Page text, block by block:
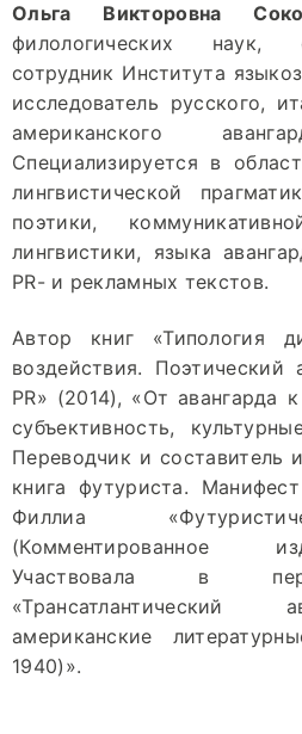
Ольга Викторовна
филологических наук,
сотрудник Института
исследователь русского,
американского
Специализируется в
лингвистической
поэтики,
лингвистики, языка
PR- и рекламных текстов.
Автор книг «Типология
воздействия. Поэтический
PR» (2014), «От авангарда
субъективность,
Переводчик и составитель
книга футуриста.
Филлиа
(Комментированное
Участвовала в
«Трансатлантический
американские
1940)».